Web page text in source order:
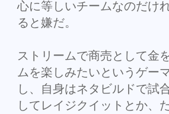
心に等しいチームなのだけ
ると嫌だ。
ストリームで商売として金
ムを楽しみたいというゲー
し、自身はネタビルドで試
してレイジクイットとか、